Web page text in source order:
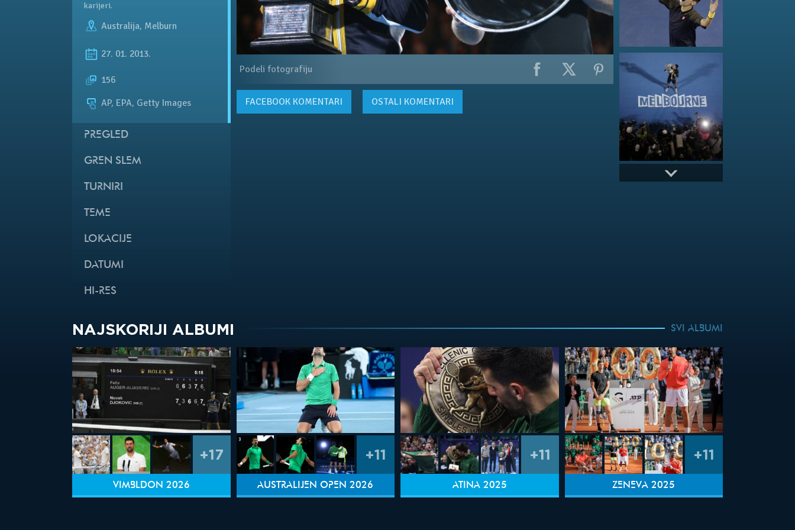
karijeri.
Australija, Melburn
27. 01. 2013.
156
AP, EPA, Getty Images
PREGLED
GREN SLEM
TURNIRI
TEME
LOKACIJE
DATUMI
HI-RES
Podeli fotografiju
FACEBOOKKOMENTARI OSTALI KOMENTARI
NAJSKORIJI ALBUMI SVI ALBUMI
+17
VIMBLDON 2026
+11
AUSTRALIJEN OPEN 2026
+11
ATINA 2025
+11
ŽENEVA 2025